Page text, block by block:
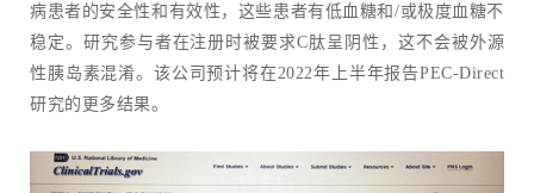
病患者的安全性和有效性，这些患者有低血糖和/或极度血糖不
稳定。研究参与者在注册时被要求C肽呈阴性，这不会被外源
性胰岛素混淆。该公司预计将在2022年上半年报告PEC-Direct
研究的更多结果。